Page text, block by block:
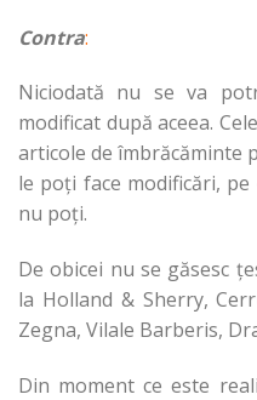
Contra:
Niciodată nu se va
modificat după aceea.
articole de îmbrăcăminte
le poți face modificări,
nu poți.
De obicei nu se găsesc
la Holland & Sherry,
Zegna, Vilale Barberis,
Din moment ce este